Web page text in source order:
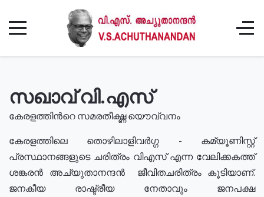
സഖാവ് വി.എസ്
കേരളത്തിൻറെ സമരതീക്ഷ്ണ യൌവ്വനം
കേരളത്തിലെ തൊഴിലാളിവർഗ്ഗ - കമ്യൂണിസ്റ്റ്
പ്രസ്ഥാനങ്ങളുടെ ചരിത്രം വിഎസ് എന്ന വേലിക്കകത്ത്
ശങ്കരൻ അച്യുതാനന്ദൻ ജീവിതചരിത്രം കൂടിയാണ്.
ജനകീയ രാഷ്ട്രീയ നേതാവും ജനപക്ഷ